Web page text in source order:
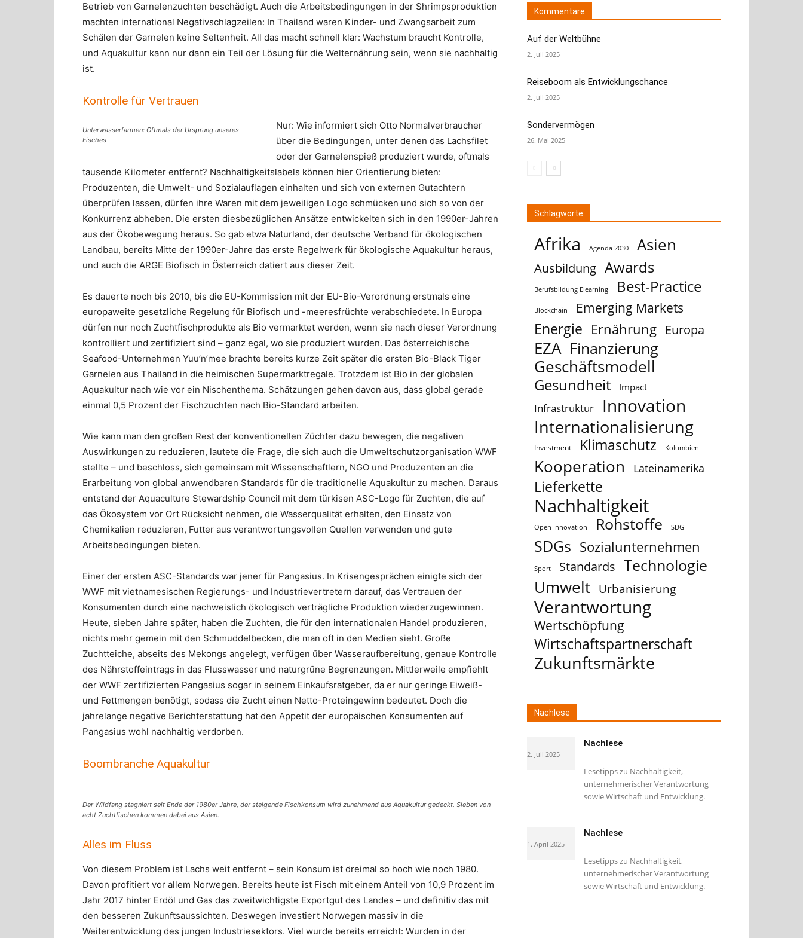
Betrieb von Garnelenzuchten beschädigt. Auch die Arbeitsbedingungen in der Shrimpsproduktion
machten international Negativschlagzeilen: In Thailand waren Kinder- und Zwangsarbeit zum
Schälen der Garnelen keine Seltenheit. All das macht schnell klar: Wachstum braucht Kontrolle,
und Aquakultur kann nur dann ein Teil der Lösung für die Welternährung sein, wenn sie nachhaltig
ist.
Kontrolle für Vertrauen
Unterwasserfarmen: Oftmals der Ursprung unseres
Fisches
Nur: Wie informiert sich Otto Normalverbraucher
über die Bedingungen, unter denen das Lachsfilet
oder der Garnelenspieß produziert wurde, oftmals
tausende Kilometer entfernt? Nachhaltigkeitslabels können hier Orientierung bieten:
Produzenten, die Umwelt- und Sozialauflagen einhalten und sich von externen Gutachtern
überprüfen lassen, dürfen ihre Waren mit dem jeweiligen Logo schmücken und sich so von der
Konkurrenz abheben. Die ersten diesbezüglichen Ansätze entwickelten sich in den 1990er-Jahren
aus der Ökobewegung heraus. So gab etwa Naturland, der deutsche Verband für ökologischen
Landbau, bereits Mitte der 1990er-Jahre das erste Regelwerk für ökologische Aquakultur heraus,
und auch die ARGE Biofisch in Österreich datiert aus dieser Zeit.
Es dauerte noch bis 2010, bis die EU-Kommission mit der EU-Bio-Verordnung erstmals eine
europaweite gesetzliche Regelung für Biofisch und -meeresfrüchte verabschiedete. In Europa
dürfen nur noch Zuchtfischprodukte als Bio vermarktet werden, wenn sie nach dieser Verordnung
kontrolliert und zertifiziert sind – ganz egal, wo sie produziert wurden. Das österreichische
Seafood-Unternehmen Yuu’n’mee brachte bereits kurze Zeit später die ersten Bio-Black Tiger
Garnelen aus Thailand in die heimischen Supermarktregale. Trotzdem ist Bio in der globalen
Aquakultur nach wie vor ein Nischenthema. Schätzungen gehen davon aus, dass global gerade
einmal 0,5 Prozent der Fischzuchten nach Bio-Standard arbeiten.
Wie kann man den großen Rest der konventionellen Züchter dazu bewegen, die negativen
Auswirkungen zu reduzieren, lautete die Frage, die sich auch die Umweltschutzorganisation WWF
stellte – und beschloss, sich gemeinsam mit Wissenschaftlern, NGO und Produzenten an die
Erarbeitung von global anwendbaren Standards für die traditionelle Aquakultur zu machen. Daraus
entstand der Aquaculture Stewardship Council mit dem türkisen ASC-Logo für Zuchten, die auf
das Ökosystem vor Ort Rücksicht nehmen, die Wasserqualität erhalten, den Einsatz von
Chemikalien reduzieren, Futter aus verantwortungsvollen Quellen verwenden und gute
Arbeitsbedingungen bieten.
Einer der ersten ASC-Standards war jener für Pangasius. In Krisengesprächen einigte sich der
WWF mit vietnamesischen Regierungs- und Industrievertretern darauf, das Vertrauen der
Konsumenten durch eine nachweislich ökologisch verträgliche Produktion wiederzugewinnen.
Heute, sieben Jahre später, haben die Zuchten, die für den internationalen Handel produzieren,
nichts mehr gemein mit den Schmuddelbecken, die man oft in den Medien sieht. Große
Zuchtteiche, abseits des Mekongs angelegt, verfügen über Wasseraufbereitung, genaue Kontrolle
des Nährstoffeintrags in das Flusswasser und naturgrüne Begrenzungen. Mittlerweile empfiehlt
der WWF zertifizierten Pangasius sogar in seinem Einkaufsratgeber, da er nur geringe Eiweiß-
und Fettmengen benötigt, sodass die Zucht einen Netto-Proteingewinn bedeutet. Doch die
jahrelange negative Berichterstattung hat den Appetit der europäischen Konsumenten auf
Pangasius wohl nachhaltig verdorben.
Boombranche Aquakultur
Der Wildfang stagniert seit Ende der 1980er Jahre, der steigende Fischkonsum wird zunehmend aus Aquakultur gedeckt. Sieben von
acht Zuchtfischen kommen dabei aus Asien.
Alles im Fluss
Von diesem Problem ist Lachs weit entfernt – sein Konsum ist dreimal so hoch wie noch 1980.
Davon profitiert vor allem Norwegen. Bereits heute ist Fisch mit einem Anteil von 10,9 Prozent im
Jahr 2017 hinter Erdöl und Gas das zweitwichtigste Exportgut des Landes – und definitiv das mit
den besseren Zukunftsaussichten. Deswegen investiert Norwegen massiv in die
Weiterentwicklung des jungen Industriesektors. Viel wurde bereits erreicht: Wurden in der
Kommentare
Auf der Weltbühne
2. Juli 2025
Reiseboom als Entwicklungschance
2. Juli 2025
Sondervermögen
26. Mai 2025
Schlagworte
Afrika Agenda 2030 Asien
Ausbildung Awards
Berufsbildung Elearning Best-Practice
Blockchain Emerging Markets
Energie Ernährung Europa
EZA Finanzierung
Geschäftsmodell
Gesundheit Impact
Infrastruktur Innovation
Internationalisierung
Investment Klimaschutz Kolumbien
Kooperation Lateinamerika
Lieferkette
Nachhaltigkeit
Open Innovation Rohstoffe SDG
SDGs Sozialunternehmen
Sport Standards Technologie
Umwelt Urbanisierung
Verantwortung
Wertschöpfung
Wirtschaftspartnerschaft
Zukunftsmärkte
Nachlese
Nachlese
2. Juli 2025
Lesetipps zu Nachhaltigkeit,
unternehmerischer Verantwortung
sowie Wirtschaft und Entwicklung.
Nachlese
1. April 2025
Lesetipps zu Nachhaltigkeit,
unternehmerischer Verantwortung
sowie Wirtschaft und Entwicklung.